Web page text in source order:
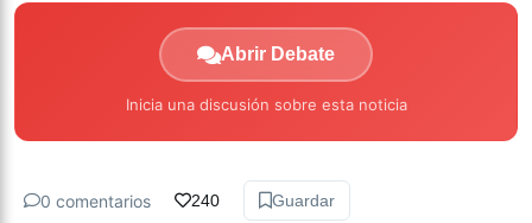
Abrir Debate
Inicia una discusión sobre esta noticia
0 comentarios 240 Guardar